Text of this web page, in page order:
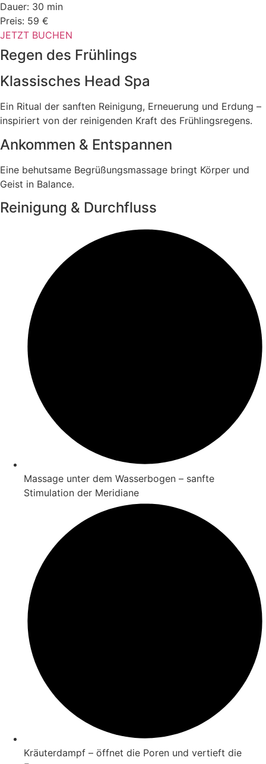
Dauer: 30 min
Preis: 59 €
JETZT BUCHEN
Regen des Frühlings
Klassisches Head Spa
Ein Ritual der sanften Reinigung, Erneuerung und Erdung –
inspiriert von der reinigenden Kraft des Frühlingsregens.
Ankommen & Entspannen
Eine behutsame Begrüßungsmassage bringt Körper und
Geist in Balance.
Reinigung & Durchfluss
Massage unter dem Wasserbogen – sanfte
Stimulation der Meridiane
Kräuterdampf – öffnet die Poren und vertieft die